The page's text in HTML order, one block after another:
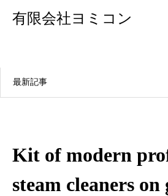
有限会社ヨミコン
最新記事
Kit of modern
steam cleaners on